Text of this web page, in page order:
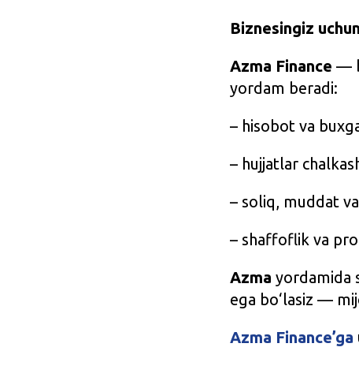
Biznesingiz
Azma Finance —
yordam beradi:
– hisobot va
– hujjatlar
– soliq, muddat
– shaffoflik va
Azma yordamida
ega bo‘lasiz —
Azma Finance’ga